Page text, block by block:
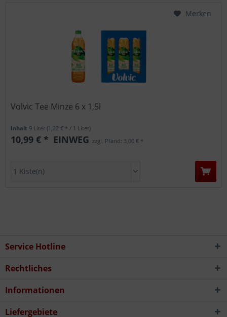
Volvic Tee Minze 6 x 1,5l
Inhalt 9 Liter(1,22 € * / 1 Liter)
10,99 € * EINWEG zzgl. Pfand: 3,00 € *
Merken
Service Hotline
Rechtliches
Informationen
Liefergebiete